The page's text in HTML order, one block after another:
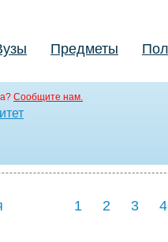
Предметы
Сообщите нам.
1 2 3 4